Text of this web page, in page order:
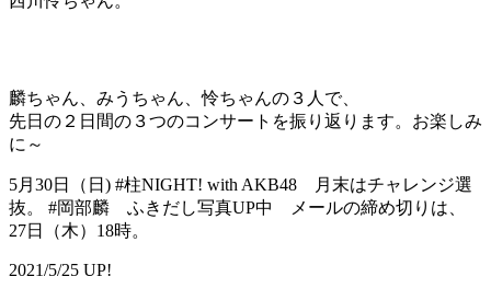
麟ちゃん、みうちゃん、怜ちゃんの３人で、
先日の２日間の３つのコンサートを振り返ります。お楽しみ
に～
5月30日（日) #柱NIGHT! with AKB48 月末はチャレンジ選
抜。 #岡部麟 ふきだし写真UP中 メールの締め切りは、
27日（木）18時。
2021/5/25 UP!